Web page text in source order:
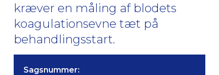
kræver en måling af blodets
koagulationsevne tæt på
behandlingsstart.
Sagsnummer: